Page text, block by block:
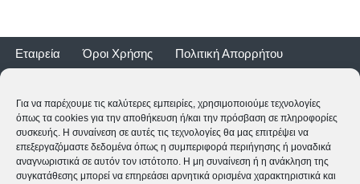
Για να παρέχουμε τις καλύτερες εμπειρίες, χρησιμοποιούμε τεχνολογίες
όπως τα cookies για την αποθήκευση ή/και την πρόσβαση σε πληροφορίες
συσκευής. Η συναίνεση σε αυτές τις τεχνολογίες θα μας επιτρέψει να
επεξεργαζόμαστε δεδομένα όπως η συμπεριφορά περιήγησης ή μοναδικά
αναγνωριστικά σε αυτόν τον ιστότοπο. Η μη συναίνεση ή η ανάκληση της
συγκατάθεσης μπορεί να επηρεάσει αρνητικά ορισμένα χαρακτηριστικά και
Εταιρεία Όροι Χρήσης
Πολιτική Απορρήτου